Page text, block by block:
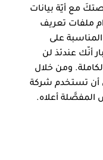
مع أيّة بيانات
ملفات تعريف
المناسبة على
أنّك عندئذ لن
ومن خلال
أن تستخدم شركة
المفصَّلة أعلاه.